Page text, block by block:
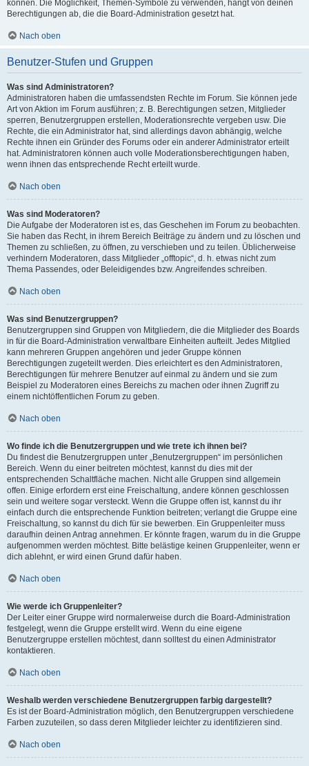
können. Die Möglichkeit, Themen-Symbole zu verwenden, hängt von deinen
Berechtigungen ab, die die Board-Administration gesetzt hat.
Nach oben
Benutzer-Stufen und Gruppen
Was sind Administratoren?
Administratoren haben die umfassendsten Rechte im Forum. Sie können jede
Art von Aktion im Forum ausführen; z. B. Berechtigungen setzen, Mitglieder
sperren, Benutzergruppen erstellen, Moderationsrechte vergeben usw. Die
Rechte, die ein Administrator hat, sind allerdings davon abhängig, welche
Rechte ihnen ein Gründer des Forums oder ein anderer Administrator erteilt
hat. Administratoren können auch volle Moderationsberechtigungen haben,
wenn ihnen das entsprechende Recht erteilt wurde.
Nach oben
Was sind Moderatoren?
Die Aufgabe der Moderatoren ist es, das Geschehen im Forum zu beobachten.
Sie haben das Recht, in ihrem Bereich Beiträge zu ändern und zu löschen und
Themen zu schließen, zu öffnen, zu verschieben und zu teilen. Üblicherweise
verhindern Moderatoren, dass Mitglieder „offtopic“, d. h. etwas nicht zum
Thema Passendes, oder Beleidigendes bzw. Angreifendes schreiben.
Nach oben
Was sind Benutzergruppen?
Benutzergruppen sind Gruppen von Mitgliedern, die die Mitglieder des Boards
in für die Board-Administration verwaltbare Einheiten aufteilt. Jedes Mitglied
kann mehreren Gruppen angehören und jeder Gruppe können
Berechtigungen zugeteilt werden. Dies erleichtert es den Administratoren,
Berechtigungen für mehrere Benutzer auf einmal zu ändern und sie zum
Beispiel zu Moderatoren eines Bereichs zu machen oder ihnen Zugriff zu
einem nichtöffentlichen Forum zu geben.
Nach oben
Wo finde ich die Benutzergruppen und wie trete ich ihnen bei?
Du findest die Benutzergruppen unter „Benutzergruppen“ im persönlichen
Bereich. Wenn du einer beitreten möchtest, kannst du dies mit der
entsprechenden Schaltfläche machen. Nicht alle Gruppen sind allgemein
offen. Einige erfordern erst eine Freischaltung, andere können geschlossen
sein und weitere sogar versteckt. Wenn die Gruppe offen ist, kannst du ihr
einfach durch die entsprechende Funktion beitreten; verlangt die Gruppe eine
Freischaltung, so kannst du dich für sie bewerben. Ein Gruppenleiter muss
daraufhin deinen Antrag annehmen. Er könnte fragen, warum du in die Gruppe
aufgenommen werden möchtest. Bitte belästige keinen Gruppenleiter, wenn er
dich ablehnt, er wird einen Grund dafür haben.
Nach oben
Wie werde ich Gruppenleiter?
Der Leiter einer Gruppe wird normalerweise durch die Board-Administration
festgelegt, wenn die Gruppe erstellt wird. Wenn du eine eigene
Benutzergruppe erstellen möchtest, dann solltest du einen Administrator
kontaktieren.
Nach oben
Weshalb werden verschiedene Benutzergruppen farbig dargestellt?
Es ist der Board-Administration möglich, den Benutzergruppen verschiedene
Farben zuzuteilen, so dass deren Mitglieder leichter zu identifizieren sind.
Nach oben